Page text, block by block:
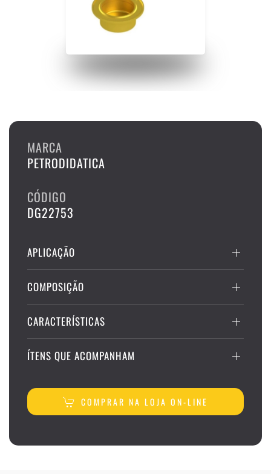
MARCA
PETRODIDATICA
CÓDIGO
DG22753
APLICAÇÃO
COMPOSIÇÃO
CARACTERÍSTICAS
ÍTENS QUE ACOMPANHAM
COMPRAR NA LOJA ON-LINE